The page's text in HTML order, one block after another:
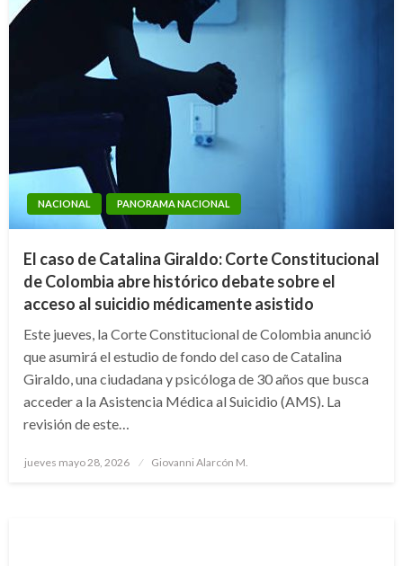
NACIONAL PANORAMA NACIONAL
El caso de Catalina Giraldo: Corte Constitucional
de Colombia abre histórico debate sobre el
acceso al suicidio médicamente asistido
Este jueves, la Corte Constitucional de Colombia anunció
que asumirá el estudio de fondo del caso de Catalina
Giraldo, una ciudadana y psicóloga de 30 años que busca
acceder a la Asistencia Médica al Suicidio (AMS). La
revisión de este…
Publicado
jueves mayo 28, 2026 Giovanni Alarcón M.